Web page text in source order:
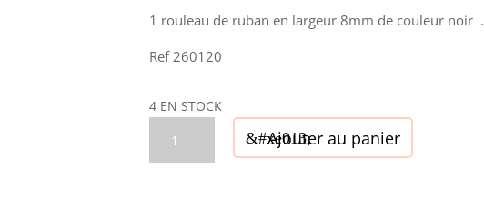
1 rouleau de ruban en largeur 8mm de couleur noir .
Ref 260120
4 EN STOCK
Ajouter au panier